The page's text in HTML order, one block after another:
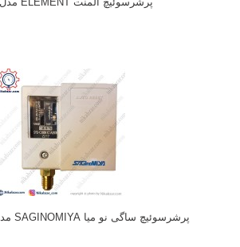
پرشرسوئیچ ساگی نو میا SAGINOMIYA مدل SYS-C106X